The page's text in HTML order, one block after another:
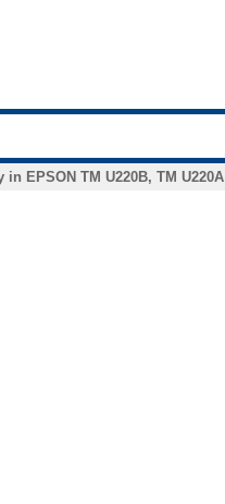
EPSON TM U220B, TM U220A